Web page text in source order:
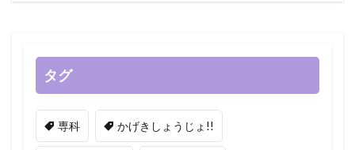
タグ
専科 かげきしょうじょ!!